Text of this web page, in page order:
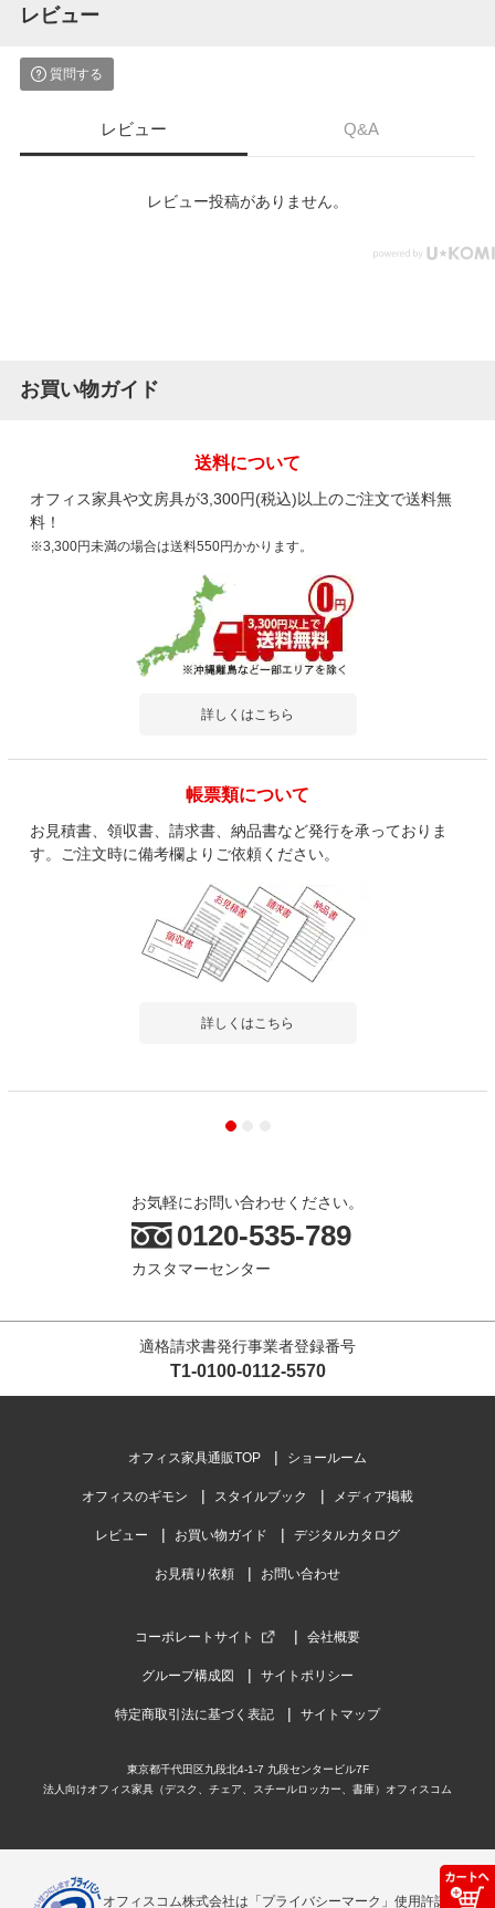
レビュー
質問する
レビュー Q&A
レビュー投稿がありません。
お買い物ガイド
送料について
オフィス家具や文房具が3,300円(税込)以上のご注文で送料無
料！
※3,300円未満の場合は送料550円かかります。
詳しくはこちら
帳票類について
お見積書、領収書、請求書、納品書など発行を承っておりま
す。ご注文時に備考欄よりご依頼ください。
詳しくはこちら
お気軽にお問い合わせください。
0120-535-789
カスタマーセンター
適格請求書発行事業者登録番号
T1-0100-0112-5570
オフィス家具通販TOP ショールーム
オフィスのギモン スタイルブック メディア掲載
レビュー お買い物ガイド デジタルカタログ
お見積り依頼 お問い合わせ
コーポレートサイト 会社概要
グループ構成図 サイトポリシー
特定商取引法に基づく表記 サイトマップ
東京都千代田区九段北4-1-7 九段センタービル7F
法人向けオフィス家具（デスク、チェア、スチールロッカー、書庫）オフィスコム
オフィスコム株式会社は「プライバシーマーク」使用許諾事